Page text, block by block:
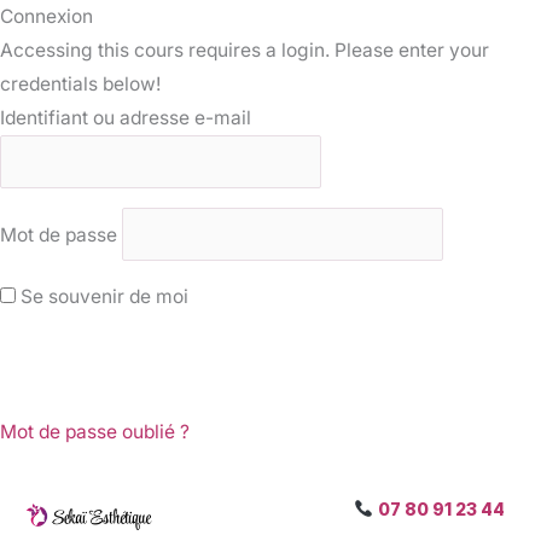
Connexion
Accessing this cours requires a login. Please enter your
credentials below!
Identifiant ou adresse e-mail
Mot de passe
Se souvenir de moi
Mot de passe oublié ?
07 80 91 23 44